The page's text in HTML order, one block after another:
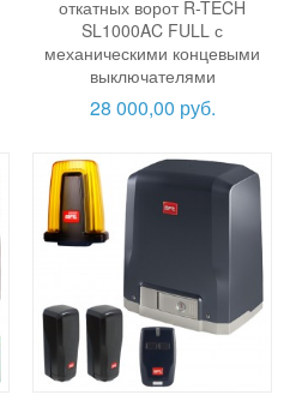
откатных ворот R-TECH
SL1000AC FULL с
механическими концевыми
выключателями
28 000,00 руб.